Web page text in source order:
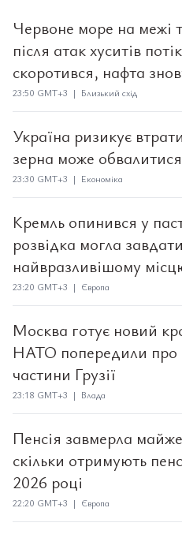
Червоне море на межі
після атак хуситів
скоротився, нафта
23:50 GMT+3 | Близький схід
Україна ризикує
зерна може обвалитися
23:30 GMT+3 | Економіка
Кремль опинився у
розвідка могла
найвразливішому
23:20 GMT+3 | Європа
Москва готує новий
НАТО попередили про
частини Грузії
23:18 GMT+3 | Влада
Пенсія завмерла
скільки отримують
2026 році
22:20 GMT+3 | Європа